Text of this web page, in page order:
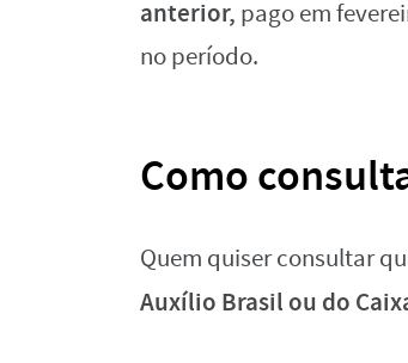
anterior, pago em
no período.
Como
Quem quiser consultar
Auxílio Brasil ou do